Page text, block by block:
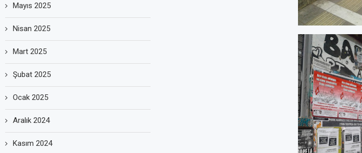
Mayıs 2025
Nisan 2025
Mart 2025
Şubat 2025
Ocak 2025
Aralık 2024
Kasım 2024